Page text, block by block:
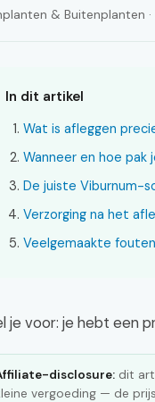
& Buitenplanten
In dit artikel
Wat is afleggen
Wanneer en hoe pak
De juiste Viburnum-
Verzorging na het
Veelgemaakte
je voor: je hebt een
disclosure: dit
vergoeding — de